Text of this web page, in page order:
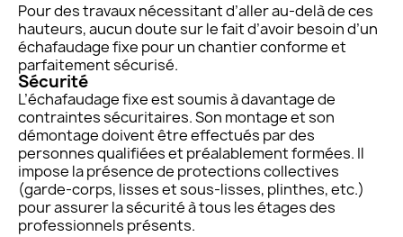
Pour des travaux nécessitant d’aller au-delà de ces
hauteurs, aucun doute sur le fait d’avoir besoin d’un
échafaudage fixe pour un chantier conforme et
parfaitement sécurisé.
Sécurité
L’échafaudage fixe est soumis à davantage de
contraintes sécuritaires. Son montage et son
démontage doivent être effectués par des
personnes qualifiées et préalablement formées. Il
impose la présence de protections collectives
(garde-corps, lisses et sous-lisses, plinthes, etc.)
pour assurer la sécurité à tous les étages des
professionnels présents.